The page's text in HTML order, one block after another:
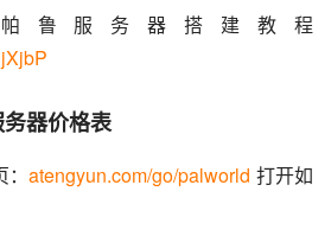
器价格表
：atengyun.com/go/palworld 打开如